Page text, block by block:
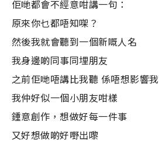
佢哋都會不經意咁講一句：
原來你乜都唔知㗎？
然後我就會聽到一個新嘅人名
我身邊啲同事同埋朋友
之前佢哋唔講比我聽 係唔想影響我
我仲好似一個小朋友咁樣
鍾意創作，想做好每一件事
又好想做啲好嘢出嚟